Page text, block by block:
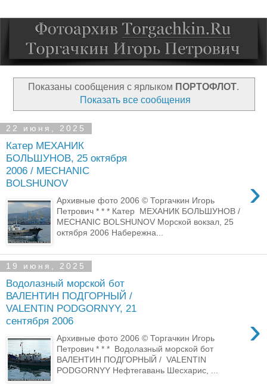
Показаны сообщения с ярлыком ПОРТОФЛОТ.
Показать все сообщения
22 июня, 2025
Катер МЕХАНИК
БОЛЬШУНОВ, 25 октября
2006 / MECHANIC
BOLSHUNOV
›
Архивные фото 2006 © Торгачкин Игорь
Петрович * * * Катер МЕХАНИК БОЛЬШУНОВ /
MECHANIC BOLSHUNOV Морской вокзал, 25
октября 2006 Набережна...
19 июня, 2025
Водолазный морской бот
ВАЛЕНТИН ПОДГОРНЫЙ /
VALENTIN PODGORNYY, 21
сентября 2006
›
Архивные фото 2006 © Торгачкин Игорь
Петрович * * * Водолазный морской бот
ВАЛЕНТИН ПОДГОРНЫЙ / VALENTIN
PODGORNYY Нефтегавань Шесхарис, ...